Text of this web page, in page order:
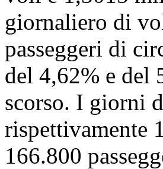
giornaliero di
passeggeri di
del 4,62% e del
scorso. I giorni
rispettivamente
166.800